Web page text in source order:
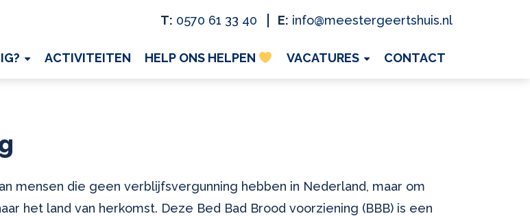
T: 0570 61 33 40 E: info@meestergeertshuis.nl
ACTIVITEITEN HELP ONS HELPEN VACATURES CONTACT
mensen die geen verblijfsvergunning hebben in Nederland, maar om
het land van herkomst. Deze Bed Bad Brood voorziening (BBB) is een